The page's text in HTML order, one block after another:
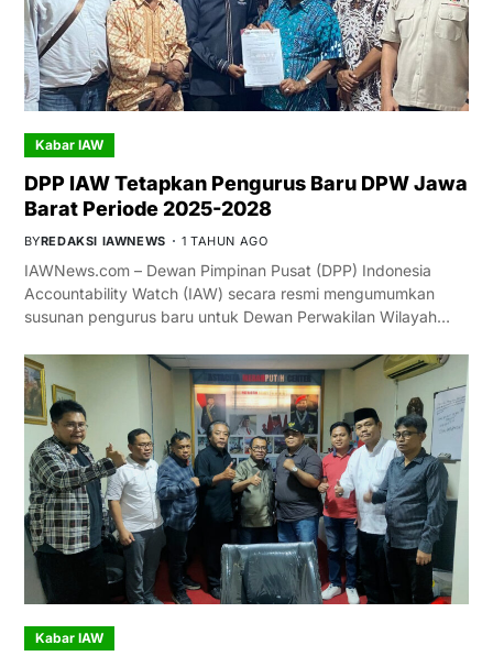
Kabar IAW
DPP IAW Tetapkan Pengurus Baru DPW Jawa
Barat Periode 2025-2028
BYREDAKSI IAWNEWS 1 TAHUN AGO
IAWNews.com – Dewan Pimpinan Pusat (DPP) Indonesia
Accountability Watch (IAW) secara resmi mengumumkan
susunan pengurus baru untuk Dewan Perwakilan Wilayah…
Kabar IAW